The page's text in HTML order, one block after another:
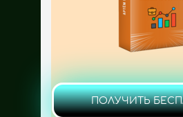
ПОЛУЧИТЬ